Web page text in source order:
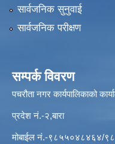
सार्वजनिक सुनुवाई
सार्वजनिक परीक्षण
सम्पर्क विवरण
पचरौता नगर कार्यपालिकाको
प्रदेश नं.-२,बारा
मोबाईल नं.-९८५५०४८४६४/